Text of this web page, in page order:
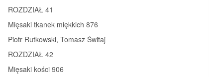
ROZDZIAŁ 41
Mięsaki tkanek miękkich 876
Piotr Rutkowski, Tomasz Świtaj
ROZDZIAŁ 42
Mięsaki kości 906